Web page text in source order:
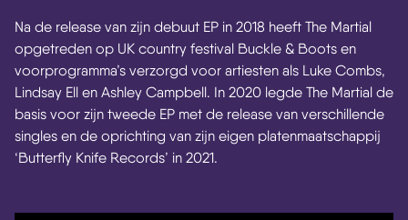
Na de release van zijn debuut EP in 2018 heeft The Martial
opgetreden op UK country festival Buckle & Boots en
voorprogramma’s verzorgd voor artiesten als Luke Combs,
Lindsay Ell en Ashley Campbell. In 2020 legde The Martial de
basis voor zijn tweede EP met de release van verschillende
singles en de oprichting van zijn eigen platenmaatschappij
‘Butterfly Knife Records’ in 2021.